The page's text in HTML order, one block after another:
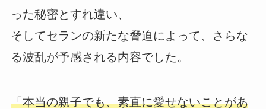
った秘密とすれ違い、
そしてセランの新たな脅迫によって、さらな
る波乱が予感される内容でした。
「本当の親子でも、素直に愛せないことがあ